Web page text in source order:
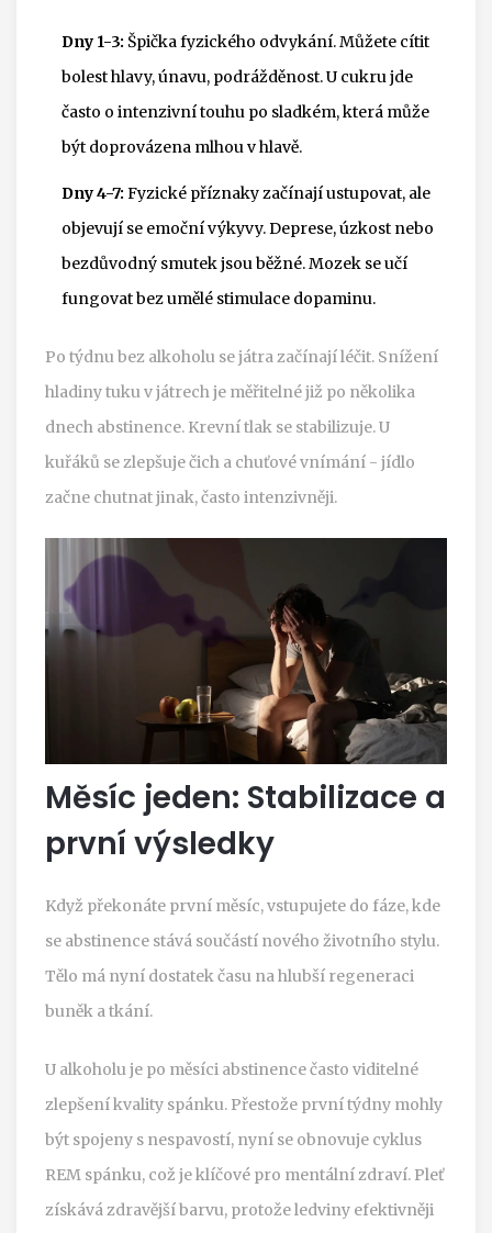
Dny 1-3: Špička fyzického odvykání. Můžete cítit
bolest hlavy, únavu, podrážděnost. U cukru jde
často o intenzivní touhu po sladkém, která může
být doprovázena mlhou v hlavě.
Dny 4-7: Fyzické příznaky začínají ustupovat, ale
objevují se emoční výkyvy. Deprese, úzkost nebo
bezdůvodný smutek jsou běžné. Mozek se učí
fungovat bez umělé stimulace dopaminu.
Po týdnu bez alkoholu se játra začínají léčit. Snížení
hladiny tuku v játrech je měřitelné již po několika
dnech abstinence. Krevní tlak se stabilizuje. U
kuřáků se zlepšuje čich a chuťové vnímání - jídlo
začne chutnat jinak, často intenzivněji.
Měsíc jeden: Stabilizace a
první výsledky
Když překonáte první měsíc, vstupujete do fáze, kde
se abstinence stává součástí nového životního stylu.
Tělo má nyní dostatek času na hlubší regeneraci
buněk a tkání.
U alkoholu je po měsíci abstinence často viditelné
zlepšení kvality spánku. Přestože první týdny mohly
být spojeny s nespavostí, nyní se obnovuje cyklus
REM spánku, což je klíčové pro mentální zdraví. Pleť
získává zdravější barvu, protože ledviny efektivněji